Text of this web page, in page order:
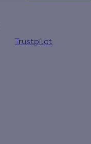
Trustpilot